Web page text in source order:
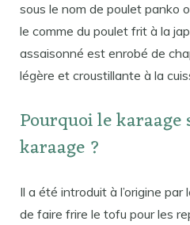
sous le nom de poulet panko
le comme du poulet frit à la
assaisonné est enrobé de
légère et croustillante à la
Pourquoi le karaage
karaage ?
Il a été introduit à l’origine
de faire frire le tofu pour les